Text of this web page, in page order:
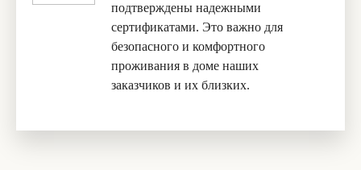
подтверждены надежными
сертификатами. Это важно для
безопасного и комфортного
проживания в доме наших
заказчиков и их близких.